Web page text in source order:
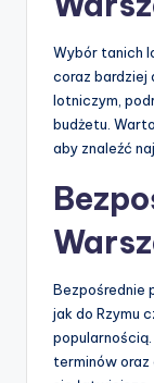
Wybór tanich
coraz bardziej
lotniczym,
budżetu.
aby znaleźć
Bezpośrednie
jak do Rzymu
terminów oraz